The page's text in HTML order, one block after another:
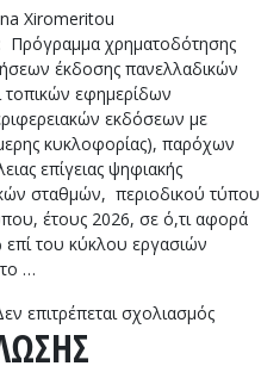
Xiromeritou
χρηματοδότησης
έκδοσης πανελλαδικών
τοπικών εφημερίδων
εκδόσεων με
κυκλοφορίας), παρόχων
επίγειας ψηφιακής
σταθμών, περιοδικού τύπου
έτους 2026, σε ό,τι αφορά
του κύκλου εργασιών
…
επιτρέπεται σχολιασμόςστο